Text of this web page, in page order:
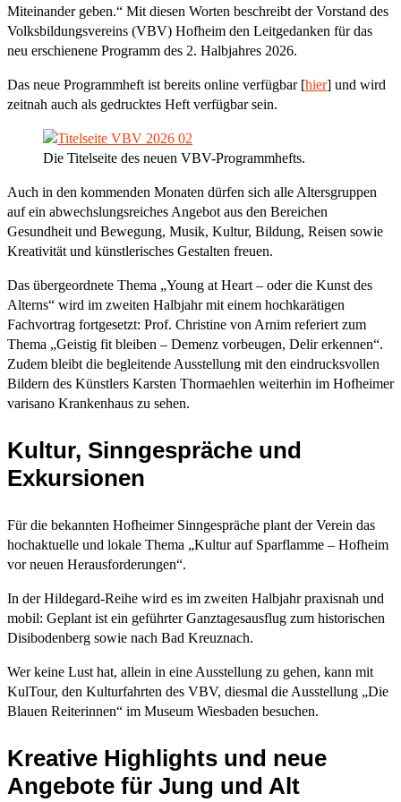
Miteinander geben.“ Mit diesen Worten beschreibt der Vorstand des
Volksbildungsvereins (VBV) Hofheim den Leitgedanken für das
neu erschienene Programm des 2. Halbjahres 2026.
Das neue Programmheft ist bereits online verfügbar [hier] und wird
zeitnah auch als gedrucktes Heft verfügbar sein.
Die Titelseite des neuen VBV-Programmhefts.
Auch in den kommenden Monaten dürfen sich alle Altersgruppen
auf ein abwechslungsreiches Angebot aus den Bereichen
Gesundheit und Bewegung, Musik, Kultur, Bildung, Reisen sowie
Kreativität und künstlerisches Gestalten freuen.
Das übergeordnete Thema „Young at Heart – oder die Kunst des
Alterns“ wird im zweiten Halbjahr mit einem hochkarätigen
Fachvortrag fortgesetzt: Prof. Christine von Arnim referiert zum
Thema „Geistig fit bleiben – Demenz vorbeugen, Delir erkennen“.
Zudem bleibt die begleitende Ausstellung mit den eindrucksvollen
Bildern des Künstlers Karsten Thormaehlen weiterhin im Hofheimer
varisano Krankenhaus zu sehen.
Kultur, Sinngespräche und
Exkursionen
Für die bekannten Hofheimer Sinngespräche plant der Verein das
hochaktuelle und lokale Thema „Kultur auf Sparflamme – Hofheim
vor neuen Herausforderungen“.
In der Hildegard-Reihe wird es im zweiten Halbjahr praxisnah und
mobil: Geplant ist ein geführter Ganztagesausflug zum historischen
Disibodenberg sowie nach Bad Kreuznach.
Wer keine Lust hat, allein in eine Ausstellung zu gehen, kann mit
KulTour, den Kulturfahrten des VBV, diesmal die Ausstellung „Die
Blauen Reiterinnen“ im Museum Wiesbaden besuchen.
Kreative Highlights und neue
Angebote für Jung und Alt